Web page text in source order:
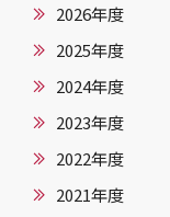
2026年度
2025年度
2024年度
2023年度
2022年度
2021年度